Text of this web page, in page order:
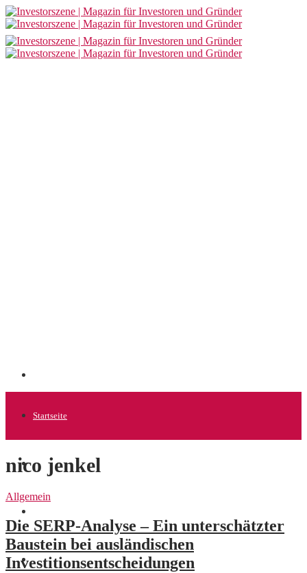
Startseite
Allgemein
News
nico jenkel
Allgemein
Die SERP-Analyse – Ein unterschätzter
Baustein bei ausländischen
Investitionsentscheidungen